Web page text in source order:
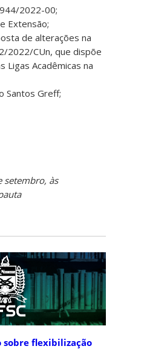
2022-00;
Extensão;
de alterações na
2022/CUn, que dispõe
Ligas Acadêmicas na
Santos Greff;
setembro, às
flexibilização